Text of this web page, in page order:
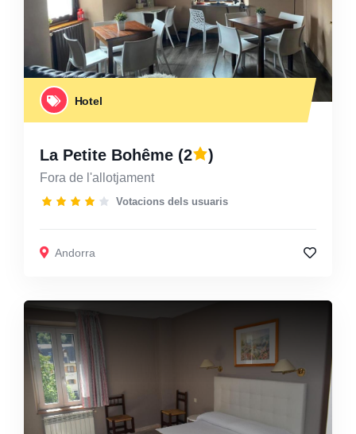
Hotel
La Petite Bohême (2 )
Fora de l'allotjament
Votacions dels usuaris
Andorra